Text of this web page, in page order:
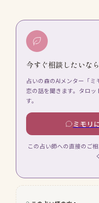
今すぐ相談したいなら
占いの森のAIメンター「
恋の話を聞きます。タロ
す。
ミモリ
この占い師への直接のご